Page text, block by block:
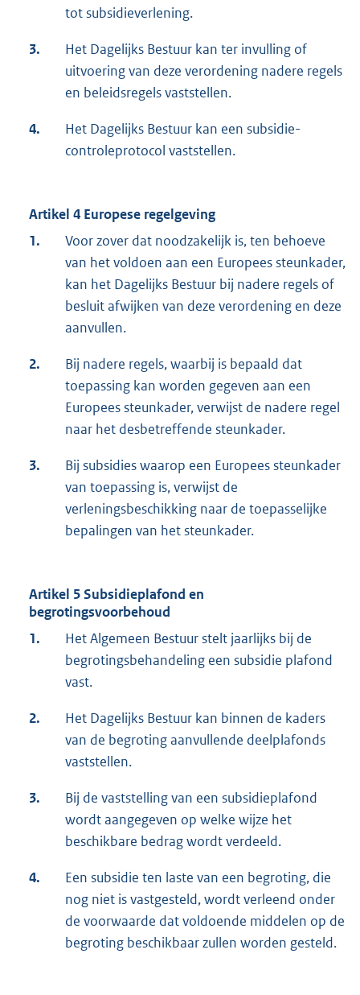
tot subsidieverlening.
3.
Het Dagelijks Bestuur kan ter invulling of
uitvoering van deze verordening nadere regels
en beleidsregels vaststellen.
4.
Het Dagelijks Bestuur kan een subsidie-
controleprotocol vaststellen.
Artikel 4 Europese regelgeving
1.
Voor zover dat noodzakelijk is, ten behoeve
van het voldoen aan een Europees steunkader,
kan het Dagelijks Bestuur bij nadere regels of
besluit afwijken van deze verordening en deze
aanvullen.
2.
Bij nadere regels, waarbij is bepaald dat
toepassing kan worden gegeven aan een
Europees steunkader, verwijst de nadere regel
naar het desbetreffende steunkader.
3.
Bij subsidies waarop een Europees steunkader
van toepassing is, verwijst de
verleningsbeschikking naar de toepasselijke
bepalingen van het steunkader.
Artikel 5 Subsidieplafond en
begrotingsvoorbehoud
1.
Het Algemeen Bestuur stelt jaarlijks bij de
begrotingsbehandeling een subsidie plafond
vast.
2.
Het Dagelijks Bestuur kan binnen de kaders
van de begroting aanvullende deelplafonds
vaststellen.
3.
Bij de vaststelling van een subsidieplafond
wordt aangegeven op welke wijze het
beschikbare bedrag wordt verdeeld.
4.
Een subsidie ten laste van een begroting, die
nog niet is vastgesteld, wordt verleend onder
de voorwaarde dat voldoende middelen op de
begroting beschikbaar zullen worden gesteld.